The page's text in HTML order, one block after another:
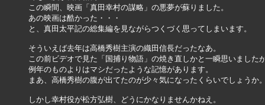
この瞬間、映画「真田幸村の謀略」の悪夢が蘇りました。
あの映画は酷かった・・・
と、真田太平記の総集編を見ながらつくづく思ってしまいます。
そういえば去年は高橋秀樹主演の織田信長だったなあ。
この前ビデオで見た「国捕り物語」の焼き直しかと一瞬思いました
例年のものよりはマシだったような記憶があります。
まあ、高橋秀樹の腹が出てたのが少々気になったくらいでしょうか
しかし幸村役が松方弘樹、どうにかなりませんかねえ。